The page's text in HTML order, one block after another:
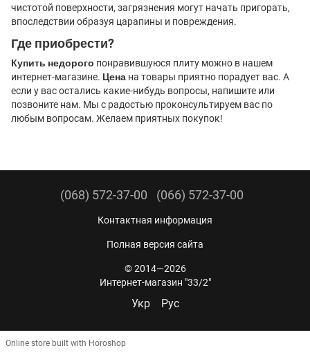
чистотой поверхности, загрязнения могут начать пригорать,
впоследствии образуя царапины и повреждения.
Где приобрести?
Купить недорого понравившуюся плиту можно в нашем
интернет-магазине. Цена на товары приятно порадует вас. А
если у вас остались какие-нибудь вопросы, напишите или
позвоните нам. Мы с радостью проконсультируем вас по
любым вопросам. Желаем приятных покупок!
(068) 572-37-00 (066) 572-37-00
Контактная информация
Полная версия сайта
© 2014—2026
Интернет-магазин "33/2"
Укр Рус
Online store built with Horoshop